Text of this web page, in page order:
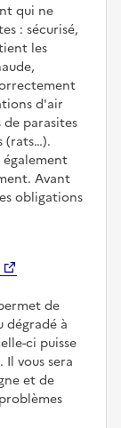
qui ne
: sécurisé,
les
d'air
parasites
(rats…).
également
Avant
obligations
de
dégradé à
ci puisse
Il vous sera
et de